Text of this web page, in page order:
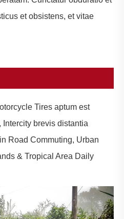
et obsistens, et vitae
Tires aptum est
Intercity brevis distantia
Road Commuting, Urban
& Tropical Area Daily